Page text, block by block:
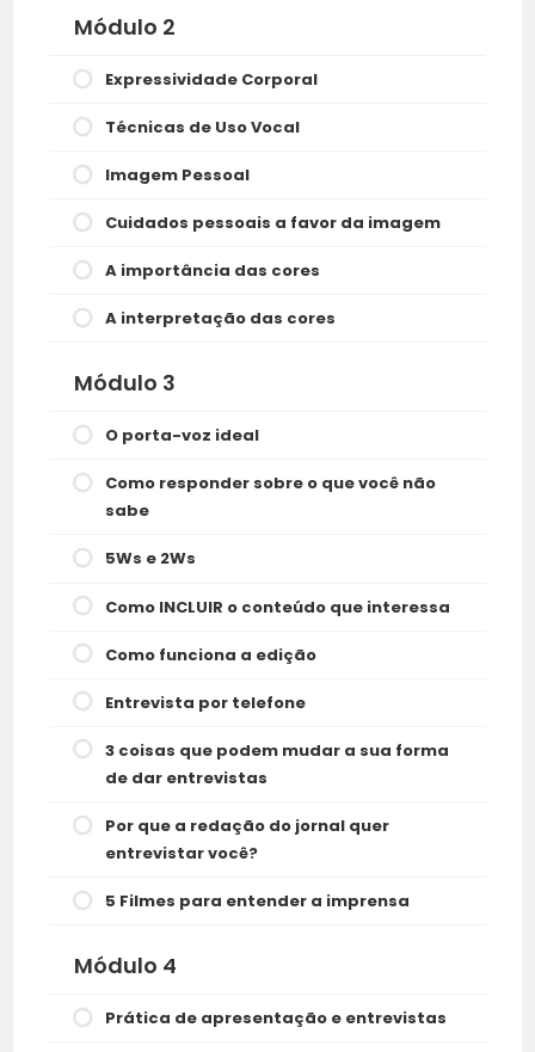
Módulo 2
Expressividade Corporal
Técnicas de Uso Vocal
Imagem Pessoal
Cuidados pessoais a favor da imagem
A importância das cores
A interpretação das cores
Módulo 3
O porta-voz ideal
Como responder sobre o que você não
sabe
5Ws e 2Ws
Como INCLUIR o conteúdo que interessa
Como funciona a edição
Entrevista por telefone
3 coisas que podem mudar a sua forma
de dar entrevistas
Por que a redação do jornal quer
entrevistar você?
5 Filmes para entender a imprensa
Módulo 4
Prática de apresentação e entrevistas